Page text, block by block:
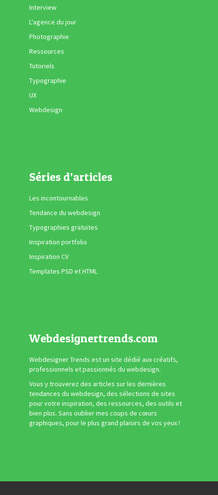
Interview
L'agence du jour
Photographie
Ressources
Tutoriels
Typographie
UX
Webdesign
Séries d’articles
Les incontournables
Tendance du webdesign
Typographies gratuites
Inspiration portfolio
Inspiration CV
Templates PSD et HTML
Webdesignertrends.com
Webdesigner Trends est un site dédié aux créatifs,
professionnels et passionnés du webdesign.
Vous y trouverez des articles sur les dernières
tendances du webdesign, des sélections de sites
pour votre inspiration, des ressources, des outils et
bien plus. Sans oublier mes coups de cœurs
graphiques, pour le plus grand plaisirs de vos yeux !